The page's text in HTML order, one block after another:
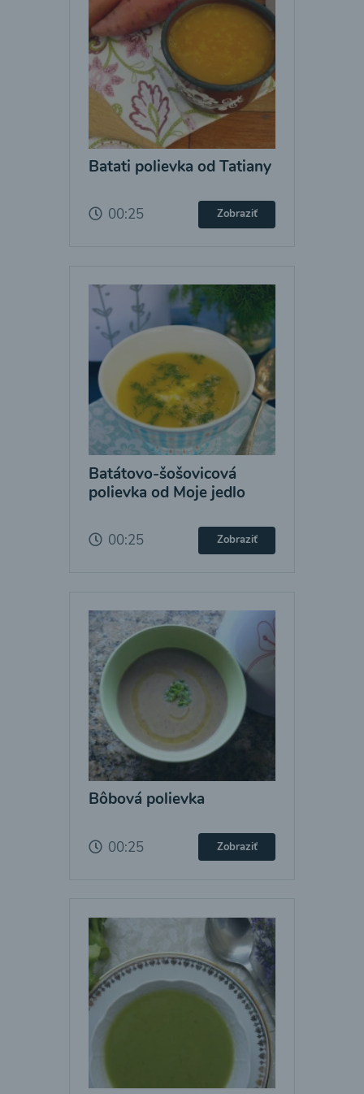
Batati polievka od Tatiany
00:25 Zobraziť
Batátovo-šošovicová
polievka od Moje jedlo
00:25 Zobraziť
Bôbová polievka
00:25 Zobraziť